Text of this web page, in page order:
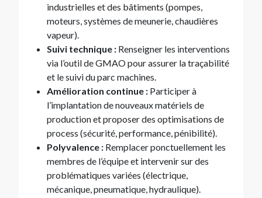
industrielles et des bâtiments (pompes,
moteurs, systèmes de meunerie, chaudières
vapeur).
Suivi technique : Renseigner les interventions
via l’outil de GMAO pour assurer la traçabilité
et le suivi du parc machines.
Amélioration continue : Participer à
l’implantation de nouveaux matériels de
production et proposer des optimisations de
process (sécurité, performance, pénibilité).
Polyvalence : Remplacer ponctuellement les
membres de l’équipe et intervenir sur des
problématiques variées (électrique,
mécanique, pneumatique, hydraulique).